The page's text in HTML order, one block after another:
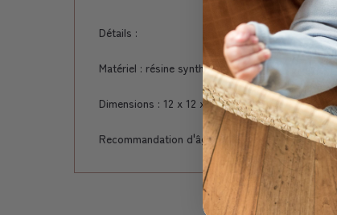
Détails :
Matériel : résine synthétique et bois
Dimensions : 12 x 12 x 7 cm
Recommandation d'âge : à partir de 3 ans